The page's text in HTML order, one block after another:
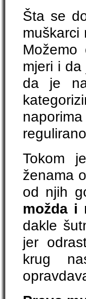
Šta se
muškarci
mjeri i
da je
Tokom
ženama
od njih
možda i
dakle
jer
krug